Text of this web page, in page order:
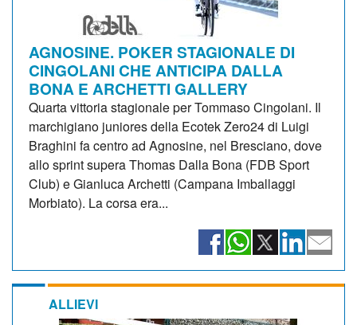
AGNOSINE. POKER STAGIONALE DI
CINGOLANI CHE ANTICIPA DALLA
BONA E ARCHETTI GALLERY
Quarta vittoria stagionale per Tommaso Cingolani. Il
marchigiano juniores della Ecotek Zero24 di Luigi
Braghini fa centro ad Agnosine, nel Bresciano, dove
allo sprint supera Thomas Dalla Bona (FDB Sport
Club) e Gianluca Archetti (Campana Imballaggi
Morbiato). La corsa era...
ALLIEVI